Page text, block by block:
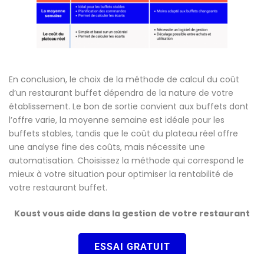
En conclusion, le choix de la méthode de calcul du coût
d’un restaurant buffet dépendra de la nature de votre
établissement. Le bon de sortie convient aux buffets dont
l’offre varie, la moyenne semaine est idéale pour les
buffets stables, tandis que le coût du plateau réel offre
une analyse fine des coûts, mais nécessite une
automatisation. Choisissez la méthode qui correspond le
mieux à votre situation pour optimiser la rentabilité de
votre restaurant buffet.
Koust vous aide dans la gestion de votre restaurant
ESSAI GRATUIT